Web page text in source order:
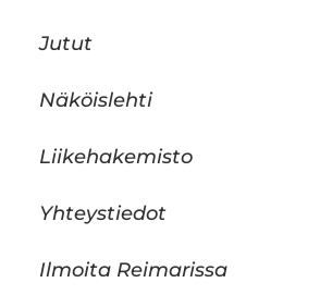
Jutut
Näköislehti
Liikehakemisto
Yhteystiedot
Ilmoita Reimarissa